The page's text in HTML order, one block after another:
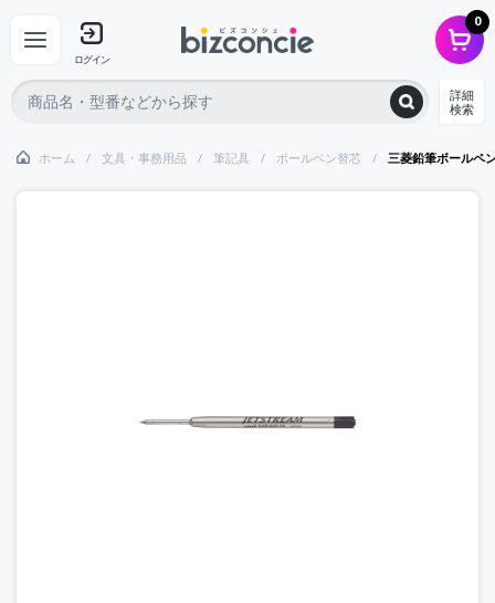
ログイン
0
詳細
検索
ホーム 文具・事務用品 筆記具 ボールペン替芯 三菱鉛筆ボール